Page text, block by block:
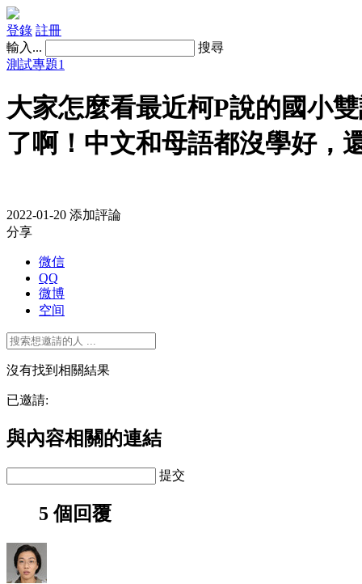
登錄 註冊
輸入...
搜尋
測試專題1
大家怎麼看最近柯P說的國小
了啊！中文和母語都沒學好，
2022-01-20 添加評論
分享
微信
QQ
微博
空间
沒有找到相關結果
已邀請:
與內容相關的連結
提交
5 個回覆